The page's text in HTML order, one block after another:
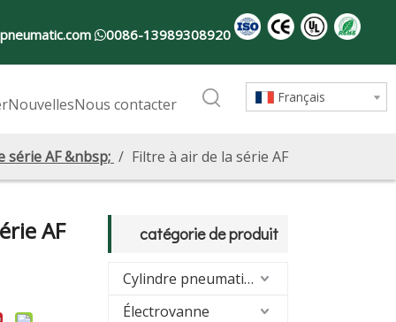
0086-13989308920
NouvellesNous contacter Français
série AF &nbsp; / Filtre à air de la série AF
AF catégorie de produit
Cylindre pneumatique
Électrovanne